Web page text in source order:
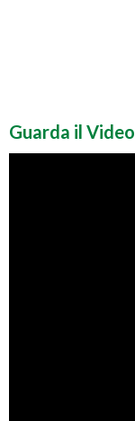
Guarda il Video